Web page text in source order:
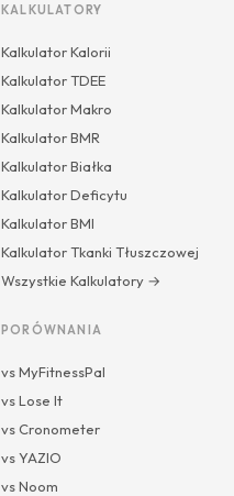
KALKULATORY
Kalkulator Kalorii
Kalkulator TDEE
Kalkulator Makro
Kalkulator BMR
Kalkulator Białka
Kalkulator Deficytu
Kalkulator BMI
Kalkulator Tkanki Tłuszczowej
Wszystkie Kalkulatory →
PORÓWNANIA
vs MyFitnessPal
vs Lose It
vs Cronometer
vs YAZIO
vs Noom